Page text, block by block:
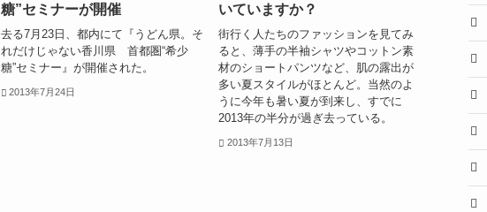
糖”セミナーが開催
去る7月23日、都内にて『うどん県。そ
れだけじゃない香川県 首都圏“希少
糖”セミナー』が開催された。
2013年7月24日
いていますか？
街行く人たちのファッションを見てみ
ると、薄手の半袖シャツやコットン素
材のショートパンツなど、肌の露出が
多い夏スタイルがほとんど。当然のよ
うに今年も暑い夏が到来し、すでに
2013年の半分が過ぎ去っている。
2013年7月13日